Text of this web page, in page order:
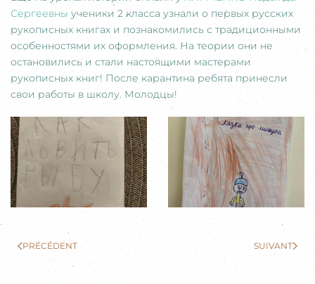
Сергеевны ученики 2 класса узнали о первых русских
рукописных книгах и познакомились с традиционными
особенностями их оформления. На теории они не
остановились и стали настоящими мастерами
рукописных книг! После карантина ребята принесли
свои работы в школу. Молодцы!
PRÉCÉDENT SUIVANT